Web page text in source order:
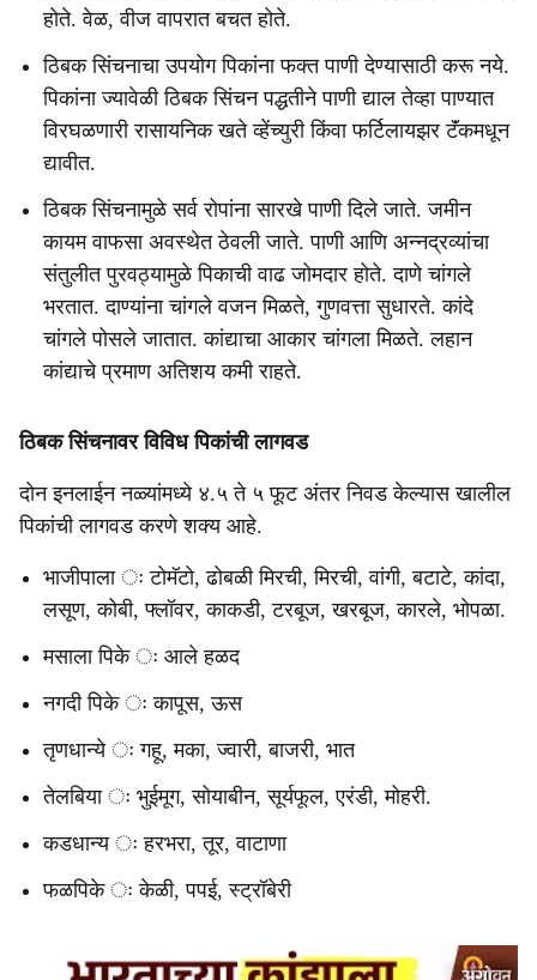
होते. वेळ, वीज वापरात बचत होते.
ठिबक सिंचनाचा उपयोग पिकांना फक्त पाणी देण्यासाठी करू नये.
पिकांना ज्यावेळी ठिबक सिंचन पद्धतीने पाणी द्याल तेव्हा पाण्यात
विरघळणारी रासायनिक खते व्हेंच्युरी किंवा फर्टिलायझर टॅंकमधून
द्यावीत.
ठिबक सिंचनामुळे सर्व रोपांना सारखे पाणी दिले जाते. जमीन
कायम वाफसा अवस्थेत ठेवली जाते. पाणी आणि अन्नद्रव्यांचा
संतुलीत पुरवठ्यामुळे पिकाची वाढ जोमदार होते. दाणे चांगले
भरतात. दाण्यांना चांगले वजन मिळते, गुणवत्ता सुधारते. कांदे
चांगले पोसले जातात. कांद्याचा आकार चांगला मिळते. लहान
कांद्याचे प्रमाण अतिशय कमी राहते.
ठिबक सिंचनावर विविध पिकांची लागवड
दोन इनलाईन नळ्यांमध्ये ४.५ ते ५ फूट अंतर निवड केल्यास खालील
पिकांची लागवड करणे शक्य आहे.
भाजीपाला ः टोमॅटो, ढोबळी मिरची, मिरची, वांगी, बटाटे, कांदा,
लसूण, कोबी, फ्लॉवर, काकडी, टरबूज, खरबूज, कारले, भोपळा.
मसाला पिके ः आले हळद
नगदी पिके ः कापूस, ऊस
तृणधान्ये ः गहू, मका, ज्वारी, बाजरी, भात
तेलबिया ः भुईमूग, सोयाबीन, सूर्यफूल, एरंडी, मोहरी.
कडधान्य ः हरभरा, तूर, वाटाणा
फळपिके ः केळी, पपई, स्ट्रॉबेरी